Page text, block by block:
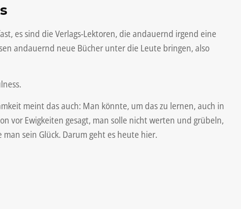
es sind die Verlags-Lektoren, die andauernd irgend eine
andauernd neue Bücher unter die Leute bringen, also
meint das auch: Man könnte, um das zu lernen, auch in
vor Ewigkeiten gesagt, man solle nicht werten und grübeln,
sein Glück. Darum geht es heute hier.